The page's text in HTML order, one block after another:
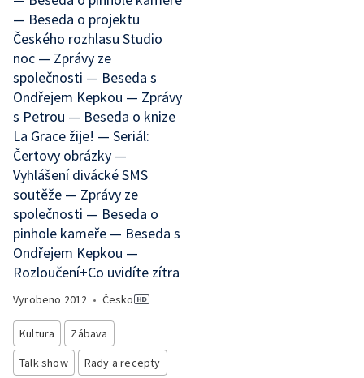
— Beseda o projektu
Českého rozhlasu Studio
noc — Zprávy ze
společnosti — Beseda s
Ondřejem Kepkou — Zprávy
s Petrou — Beseda o knize
La Grace žije! — Seriál:
Čertovy obrázky —
Vyhlášení divácké SMS
soutěže — Zprávy ze
společnosti — Beseda o
pinhole kameře — Beseda s
Ondřejem Kepkou —
Rozloučení+Co uvidíte zítra
Vyrobeno 2012 • Česko
Kultura
Zábava
Talk show
Rady a recepty